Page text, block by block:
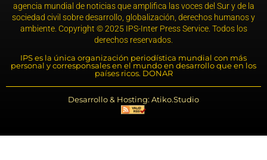
agencia mundial de noticias que amplifica las voces del Sur y de la
sociedad civil sobre desarrollo, globalización, derechos humanos y
ambiente. Copyright © 2025 IPS-Inter Press Service. Todos los
derechos reservados.
IPS es la única organización periodística mundial con más
personal y corresponsales en el mundo en desarrollo que en los
países ricos. DONAR
Desarrollo & Hosting: Atiko.Studio